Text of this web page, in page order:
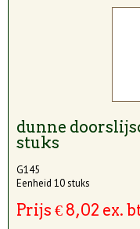
dunne
stuks
G145
Eenheid 10 stuks
Prijs € 8,02 ex.